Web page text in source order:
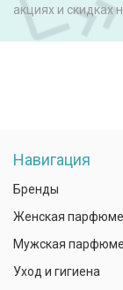
акциях и скидках
Навигация
Бренды
Женская
Мужская
Уход и гигиена